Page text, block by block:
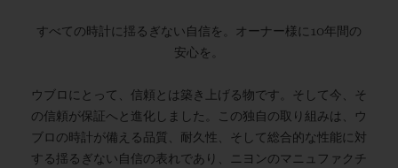
すべての時計に揺るぎない自信を。オーナー様に10年間の
安心を。
ウブロにとって、信頼とは築き上げる物です。そして今、そ
の信頼が保証へと進化しました。この独自の取り組みは、ウ
ブロの時計が備える品質、耐久性、そして総合的な性能に対
する揺るぎない自信の表れであり、ニヨンのマニュファクチ